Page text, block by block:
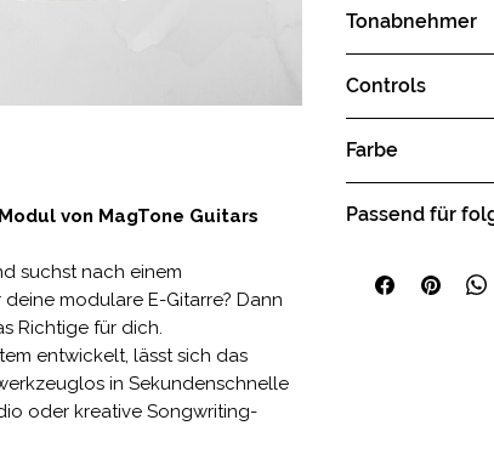
von MagTone Guitars
suchst nach einem
modulare E-Gitarre? Dann
Richtige für dich.
entwickelt, lässt sich das
in Sekundenschnelle
oder kreative Songwriting-
Tonabnehmer
Controls
1x Tone
1x 3-Wege
Farbe
Passend für
MagTone